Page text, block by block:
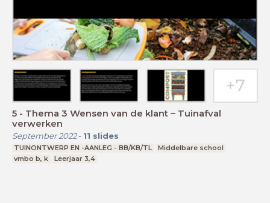
5 - Thema 3 Wensen van de klant – Tuinafval
verwerken
September 2022- 11 slides
TUINONTWERP EN -AANLEG - BB/KB/TL
Middelbare school
vmbo b, k
Leerjaar 3,4